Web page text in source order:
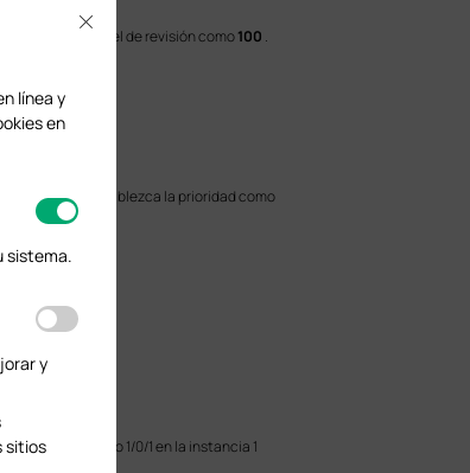
y el nivel de revisión como100 .
la instancia 1 y establezca la prioridad como
ruta del puerto 1/0/1 en la instancia 1
línea y
en
sistema.
y
sitios
Close